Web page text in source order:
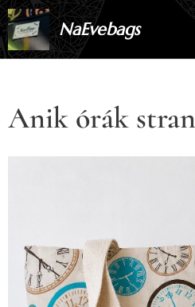
NaEvebags
Anik órák